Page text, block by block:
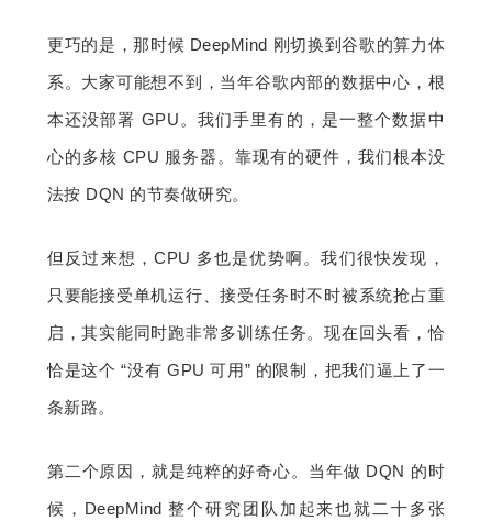
更巧的是，那时候 DeepMind 刚切换到谷歌的算力体
系。大家可能想不到，当年谷歌内部的数据中心，根
本还没部署 GPU。我们手里有的，是一整个数据中
心的多核 CPU 服务器。靠现有的硬件，我们根本没
法按 DQN 的节奏做研究。
但反过来想，CPU 多也是优势啊。我们很快发现，
只要能接受单机运行、接受任务时不时被系统抢占重
启，其实能同时跑非常多训练任务。现在回头看，恰
恰是这个 “没有 GPU 可用” 的限制，把我们逼上了一
条新路。
第二个原因，就是纯粹的好奇心。当年做 DQN 的时
候，DeepMind 整个研究团队加起来也就二十多张